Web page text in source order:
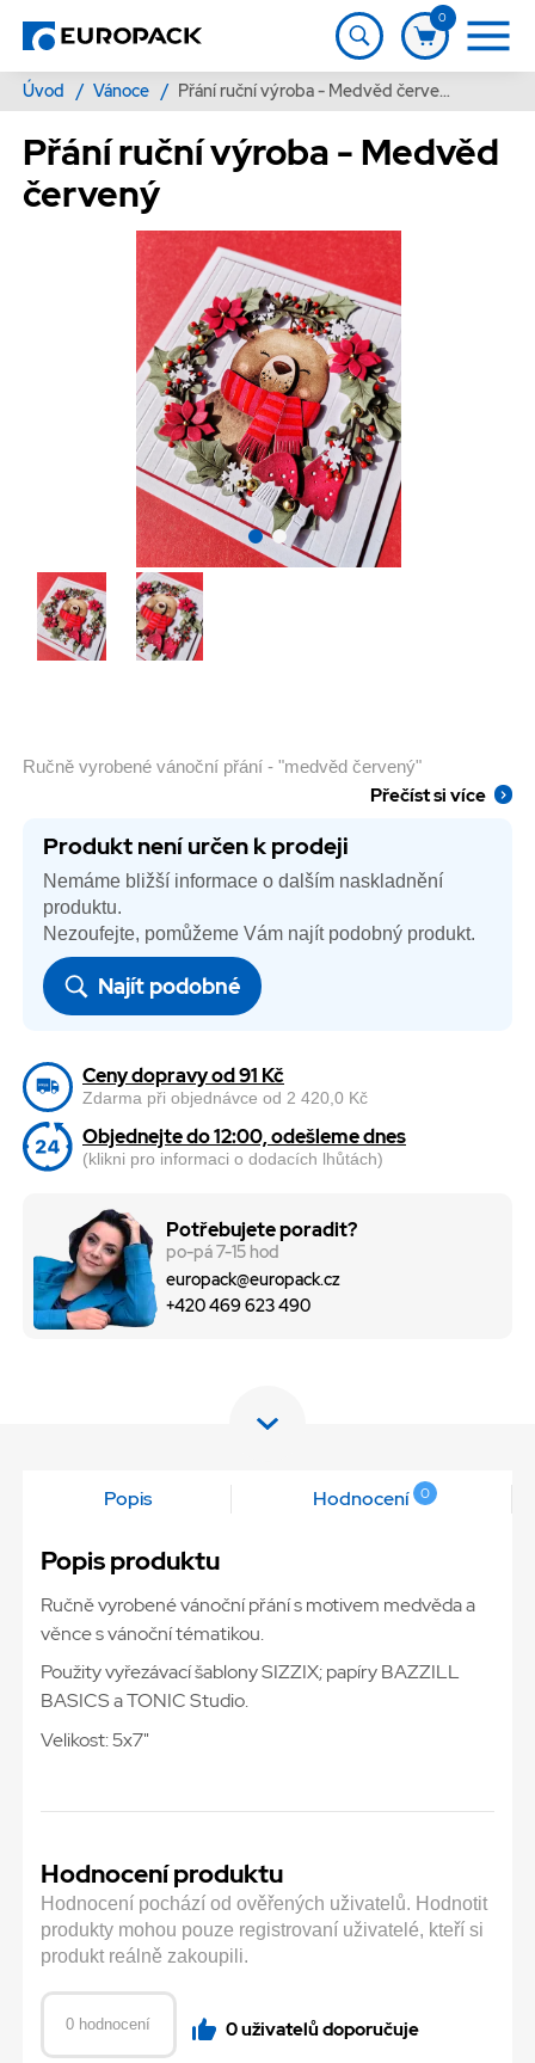
0
Úvod / Vánoce / Přání ruční výroba - Medvěd červený
Přání ruční výroba - Medvěd
červený
Ručně vyrobené vánoční přání - "medvěd červený"
Přečíst si více
Produkt není určen k prodeji
Nemáme bližší informace o dalším naskladnění
produktu.
Nezoufejte, pomůžeme Vám najít podobný produkt.
Najít podobné
Ceny dopravy od 91 Kč
Zdarma při objednávce od 2 420,0 Kč
Objednejte do 12:00, odešleme dnes
(klikni pro informaci o dodacích lhůtách)
Potřebujete poradit?
po-pá 7-15 hod
europack@europack.cz
+420 469 623 490
Popis Hodnocení 0
Popis produktu
Ručně vyrobené vánoční přání s motivem medvěda a
věnce s vánoční tématikou.
Použity vyřezávací šablony SIZZIX; papíry BAZZILL
BASICS a TONIC Studio.
Velikost: 5x7"
Hodnocení produktu
Hodnocení pochází od ověřených uživatelů. Hodnotit
produkty mohou pouze registrovaní uživatelé, kteří si
produkt reálně zakoupili.
0 hodnocení 0 uživatelů doporučuje